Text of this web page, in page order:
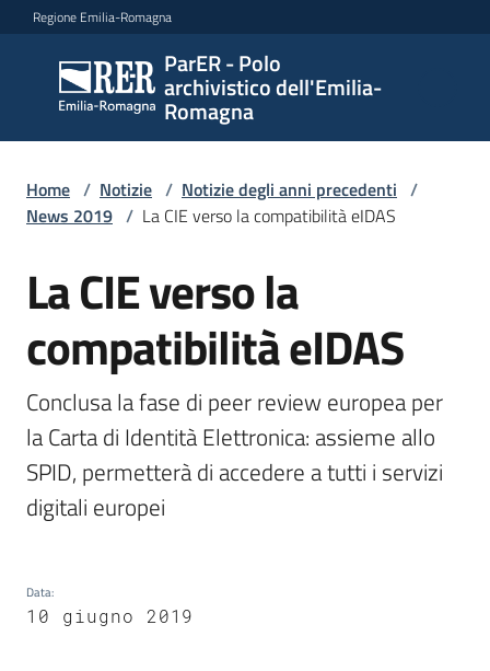
Vai al contenuto
Vai alla navigazione
Vai al footer
Regione Emilia-Romagna
ParER - Polo
archivistico dell'Emilia-
Romagna
ParER -
Polo
archivistico
Romagna
Polo
archivistico
Archivio
storico
Conservazione
Home / Notizie / Notizie degli anni precedenti /
News 2019 / La CIE verso la compatibilità eIDAS
Salta al contenuto
La CIE verso la
compatibilità eIDAS
Conclusa la fase di peer review europea per
la Carta di Identità Elettronica: assieme allo
SPID, permetterà di accedere a tutti i servizi
digitali europei
Data:
10 giugno 2019